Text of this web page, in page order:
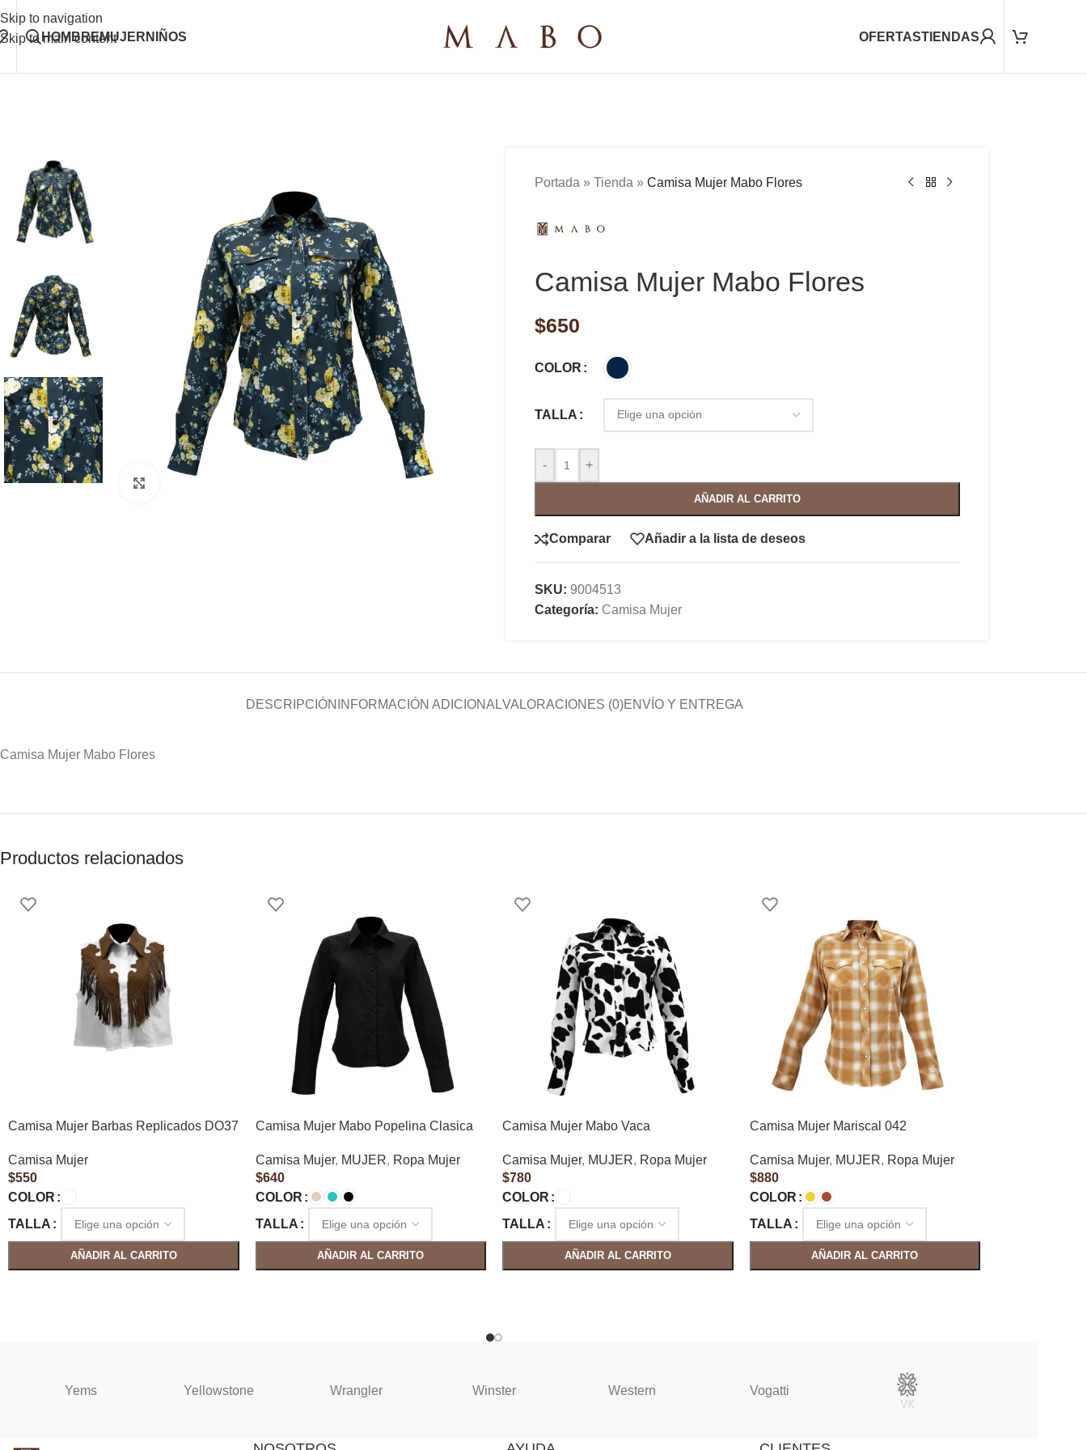
Skip to navigation
Skip to main content
HOMBREMUJER NIÑOS OFERTASTIENDAS
Portada » Tienda » Camisa Mujer Mabo Flores
Camisa Mujer Mabo Flores
$650
COLOR
TALLA
- +
AÑADIR AL CARRITO
Comparar Añadir a la lista de deseos
SKU: 9004513
Categoría: Camisa Mujer
DESCRIPCIÓN INFORMACIÓN ADICIONALVALORACIONES (0)ENVÍO Y ENTREGA
Camisa Mujer Mabo Flores
Productos relacionados
Camisa Mujer Barbas Replicados DO37
Camisa Mujer
$550
COLOR
TALLA
AÑADIR AL CARRITO
Camisa Mujer Mabo Popelina Clasica
Camisa Mujer, MUJER, Ropa Mujer
$640
COLOR
TALLA
AÑADIR AL CARRITO
Camisa Mujer Mabo Vaca
Camisa Mujer, MUJER, Ropa Mujer
$780
COLOR
TALLA
AÑADIR AL CARRITO
Camisa Mujer Mariscal 042
Camisa Mujer, MUJER, Ropa Mujer
$880
COLOR
TALLA
AÑADIR AL CARRITO
Yems Yellowstone Wrangler Winster Western Vogatti